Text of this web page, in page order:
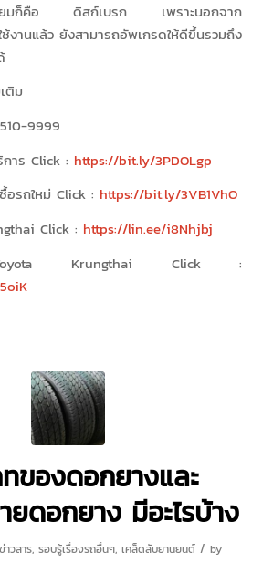
นิยมก็คือ ดิสก์เบรก เพราะนอกจาก
ช้งานแล้ว ยังสามารถอัพเกรดให้ดีขึ้นรวมถึง
ติม
9999
าร Click : https://bit.ly/3PDOLgp
รถใหม่ Click : https://bit.ly/3VB1VhO
Click : https://lin.ee/i8Nhjbj
Krungthai Click :
ทของดอกยางและ
ดอกยาง มีอะไรบ้าง
ข่าวสาร,รอบรู้เรื่องรถอื่นๆ,เคล็ดลับยานยนต์ / by